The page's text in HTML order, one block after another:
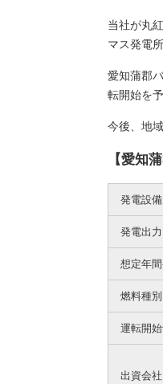
当社が丸
マス発電
愛知蒲郡
転開始を
今後、地
【愛知
発電設
発電出力
想定年
燃料種別
運転開
出資会社